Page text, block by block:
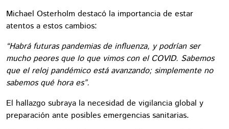
Michael Osterholm destacó la importancia de estar
atentos a estos cambios:
“Habrá futuras pandemias de influenza, y podrían ser
mucho peores que lo que vimos con el COVID. Sabemos
que el reloj pandémico está avanzando; simplemente no
sabemos qué hora es”.
El hallazgo subraya la necesidad de vigilancia global y
preparación ante posibles emergencias sanitarias.